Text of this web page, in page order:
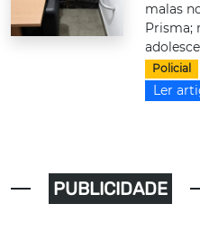
malas
Prisma;
Policial
Ler
PUBLICIDADE